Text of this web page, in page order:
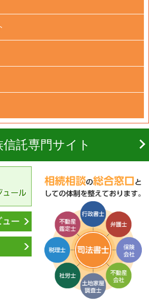
信託専門サイト